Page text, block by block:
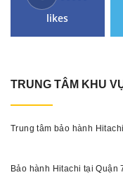
likes
TRUNG TÂM KHU
Trung tâm bảo hành
Bảo hành Hitachi tại Quận